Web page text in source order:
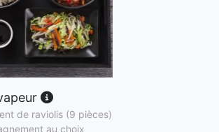
de raviolis (9 pièces)
au choix